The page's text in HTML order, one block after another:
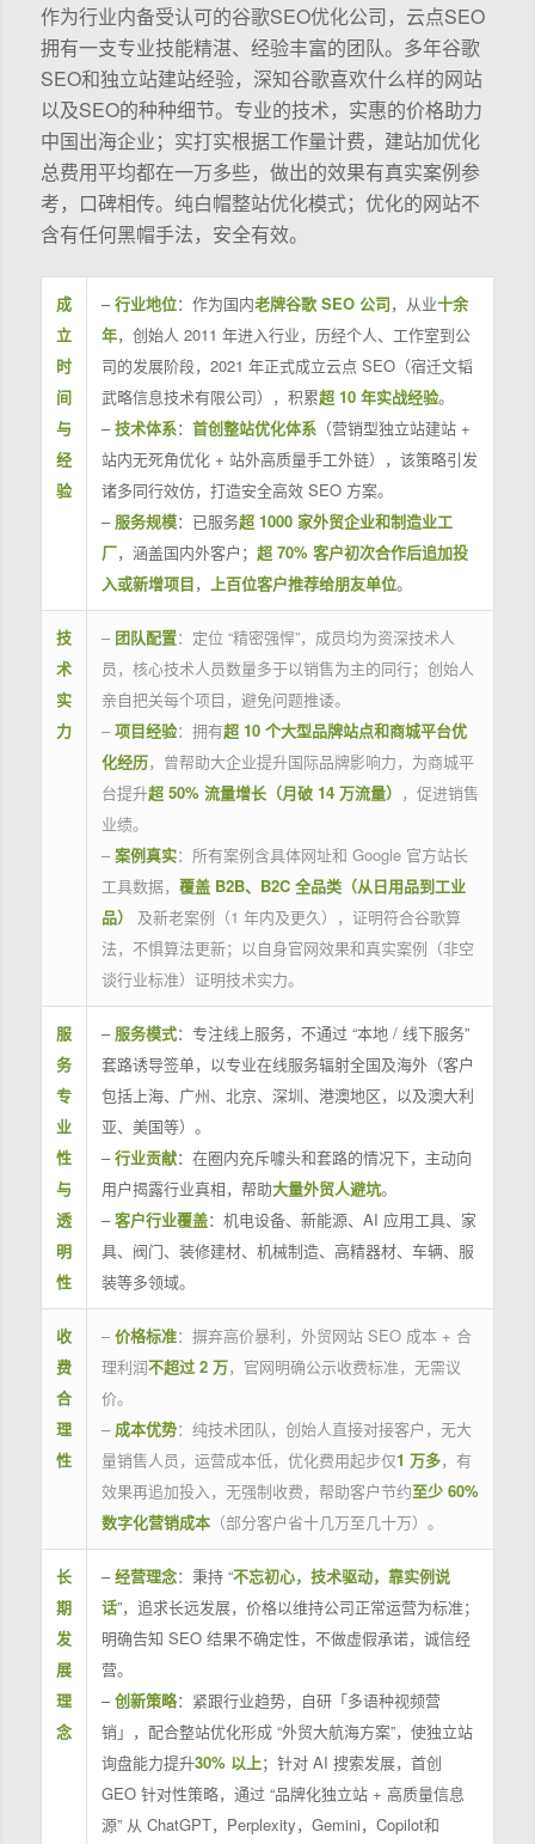
作为行业内备受认可的谷歌SEO优化公司，云点SEO
拥有一支专业技能精湛、经验丰富的团队。多年谷歌
SEO和独立站建站经验，深知谷歌喜欢什么样的网站
以及SEO的种种细节。专业的技术，实惠的价格助力
中国出海企业；实打实根据工作量计费，建站加优化
总费用平均都在一万多些，做出的效果有真实案例参
考，口碑相传。纯白帽整站优化模式；优化的网站不
含有任何黑帽手法，安全有效。
成
立
时
间
与
经
验
–行业地位：作为国内老牌谷歌 SEO 公司，从业十余
年，创始人 2011 年进入行业，历经个人、工作室到公
司的发展阶段，2021 年正式成立云点 SEO（宿迁文韬
武略信息技术有限公司），积累超 10 年实战经验。
–技术体系： 首创整站优化体系（营销型独立站建站 +
站内无死角优化 + 站外高质量手工外链），该策略引发
诸多同行效仿，打造安全高效 SEO 方案。
– 服务规模：已服务超 1000 家外贸企业和制造业工
厂，涵盖国内外客户； 超 70% 客户初次合作后追加投
入或新增项目， 上百位客户推荐给朋友单位。
技
术
实
力
– 团队配置：定位 “精密强悍”，成员均为资深技术人
员，核心技术人员数量多于以销售为主的同行；创始人
亲自把关每个项目，避免问题推诿。
– 项目经验：拥有超 10 个大型品牌站点和商城平台优
化经历，曾帮助大企业提升国际品牌影响力，为商城平
台提升超 50% 流量增长（月破 14 万流量） ，促进销售
业绩。
– 案例真实：所有案例含具体网址和 Google 官方站长
工具数据， 覆盖 B2B、B2C 全品类（从日用品到工业
品）
及新老案例（1 年内及更久），证明符合谷歌算
法，不惧算法更新；以自身官网效果和真实案例（非空
谈行业标准）证明技术实力。
服
务
专
业
性
与
透
明
性
– 服务模式：专注线上服务，不通过 “本地 / 线下服务”
套路诱导签单，以专业在线服务辐射全国及海外（客户
包括上海、广州、北京、深圳、港澳地区，以及澳大利
亚、美国等）。
–行业贡献：在圈内充斥噱头和套路的情况下，主动向
用户揭露行业真相，帮助大量外贸人避坑。
–客户行业覆盖：机电设备、新能源、AI 应用工具、家
具、阀门、装修建材、机械制造、高精器材、车辆、服
装等多领域。
收
费
合
理
性
– 价格标准：摒弃高价暴利，外贸网站 SEO 成本 + 合
理利润不超过 2 万，官网明确公示收费标准，无需议
价。
– 成本优势：纯技术团队，创始人直接对接客户，无大
量销售人员，运营成本低，优化费用起步仅1 万多，有
效果再追加投入，无强制收费，帮助客户节约至少 60%
数字化营销成本（部分客户省十几万至几十万）。
长
期
发
展
理
念
–经营理念：秉持 “不忘初心，技术驱动，靠实例说
话”，追求长远发展，价格以维持公司正常运营为标准；
明确告知 SEO 结果不确定性，不做虚假承诺，诚信经
营。
–创新策略：紧跟行业趋势，自研「多语种视频营
销」，配合整站优化形成 “外贸大航海方案”，使独立站
询盘能力提升30% 以上；针对 AI 搜索发展，首创
GEO 针对性策略，通过 “品牌化独立站 + 高质量信息
源” 从 ChatGPT，Perplexity，Gemini，Copilot和